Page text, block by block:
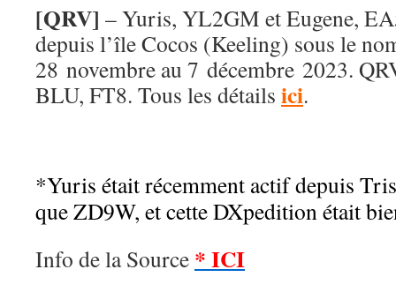
[QRV] – Yuris, YL2GM et Eugene,
depuis l’île Cocos (Keeling) sous le
28 novembre au 7 décembre 2023.
BLU, FT8. Tous les détails ici.
*Yuris était récemment actif depuis
que ZD9W, et cette DXpedition était
Info de la Source * ICI